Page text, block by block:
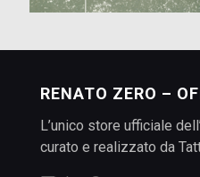
RENATO ZERO –
L’unico store ufficiale
curato e realizzato da